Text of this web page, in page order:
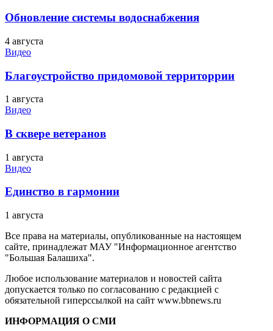
Обновление системы водоснабжения
4 августа
Видео
Благоустройство придомовой территоррии
1 августа
Видео
В сквере ветеранов
1 августа
Видео
Единство в гармонии
1 августа
Все права на материалы, опубликованные на настоящем
сайте, принадлежат МАУ "Информационное агентство
"Большая Балашиха".
Любое использование материалов и новостей сайта
допускается только по согласованию с редакцией с
обязательной гиперссылкой на сайт www.bbnews.ru
ИНФОРМАЦИЯ О СМИ